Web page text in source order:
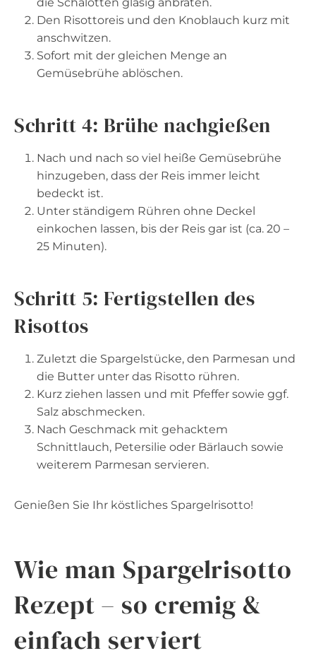
Den Risottoreis und den Knoblauch kurz mit
anschwitzen.
Sofort mit der gleichen Menge an
Gemüsebrühe ablöschen.
Schritt 4: Brühe nachgießen
Nach und nach so viel heiße Gemüsebrühe
hinzugeben, dass der Reis immer leicht
bedeckt ist.
Unter ständigem Rühren ohne Deckel
einkochen lassen, bis der Reis gar ist (ca. 20 –
25 Minuten).
Schritt 5: Fertigstellen des
Risottos
Zuletzt die Spargelstücke, den Parmesan und
die Butter unter das Risotto rühren.
Kurz ziehen lassen und mit Pfeffer sowie ggf.
Salz abschmecken.
Nach Geschmack mit gehacktem
Schnittlauch, Petersilie oder Bärlauch sowie
weiterem Parmesan servieren.
Genießen Sie Ihr köstliches Spargelrisotto!
Wie man Spargelrisotto
Rezept – so cremig &
einfach serviert